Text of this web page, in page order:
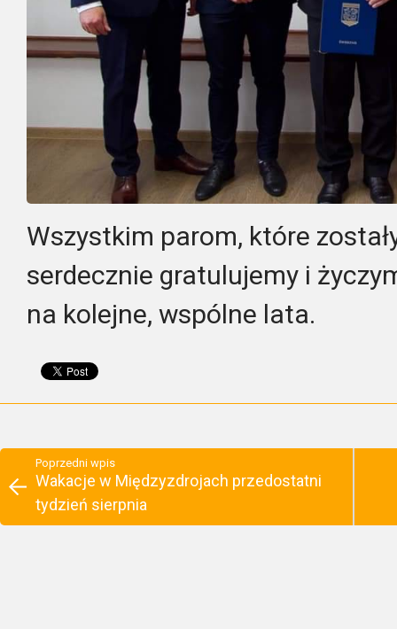
Wszystkim parom, które
serdecznie gratulujemy i
na kolejne, wspólne lata.
Poprzedni wpis
Wakacje w Międzyzdrojach przedostatni
tydzień sierpnia